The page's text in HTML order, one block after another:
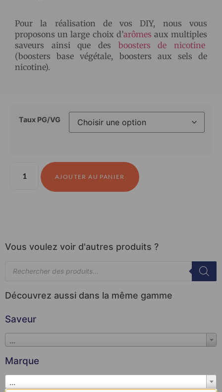
Pour la réalisation de vos DIY, nous vous
proposons un large choix d’arômes aux multiples
saveurs ainsi que des boosters de nicotine
(boosters base végétale, boosters aux sels de
nicotine).
Taux PG/VG
AJOUTER AU PANIER
Vous voulez voir d'autres produits ?
Découvrez aussi dans la même gamme
Saveur
...
Marque
...